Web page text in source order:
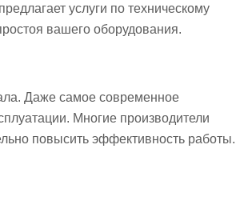
услуги по техническому
вашего оборудования.
Даже самое современное
Многие производители
повысить эффективность работы.